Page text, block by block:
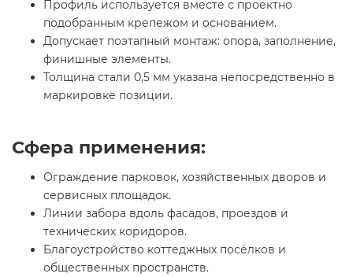
Профиль используется вместе с проектно
подобранным крепежом и основанием.
Допускает поэтапный монтаж: опора, заполнение,
финишные элементы.
Толщина стали 0,5 мм указана непосредственно в
маркировке позиции.
Сфера применения:
Ограждение парковок, хозяйственных дворов и
сервисных площадок.
Линии забора вдоль фасадов, проездов и
технических коридоров.
Благоустройство коттеджных посёлков и
общественных пространств.